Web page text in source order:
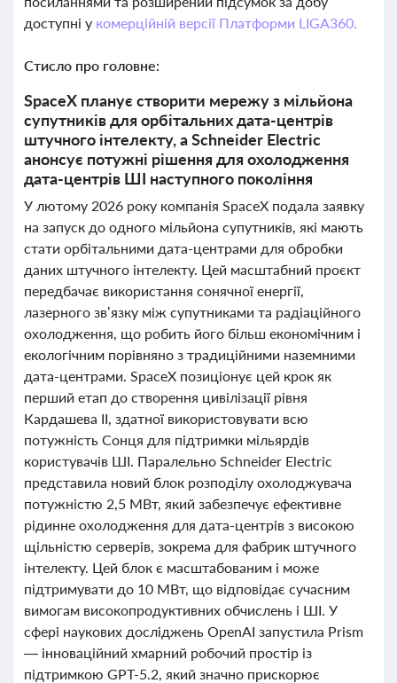
доступні у комерційній версії Платформи LIGA360.
Стисло про головне:
SpaceX планує створити мережу з мільйона
супутників для орбітальних дата-центрів
штучного інтелекту, а Schneider Electric
анонсує потужні рішення для охолодження
дата-центрів ШІ наступного покоління
У лютому 2026 року компанія SpaceX подала заявку
на запуск до одного мільйона супутників, які мають
стати орбітальними дата-центрами для обробки
даних штучного інтелекту. Цей масштабний проєкт
передбачає використання сонячної енергії,
лазерного зв’язку між супутниками та радіаційного
охолодження, що робить його більш економічним і
екологічним порівняно з традиційними наземними
дата-центрами. SpaceX позиціонує цей крок як
перший етап до створення цивілізації рівня
Кардашева II, здатної використовувати всю
потужність Сонця для підтримки мільярдів
користувачів ШІ. Паралельно Schneider Electric
представила новий блок розподілу охолоджувача
потужністю 2,5 МВт, який забезпечує ефективне
рідинне охолодження для дата-центрів з високою
щільністю серверів, зокрема для фабрик штучного
інтелекту. Цей блок є масштабованим і може
підтримувати до 10 МВт, що відповідає сучасним
вимогам високопродуктивних обчислень і ШІ. У
сфері наукових досліджень OpenAI запустила Prism
— інноваційний хмарний робочий простір із
підтримкою GPT-5.2, який значно прискорює